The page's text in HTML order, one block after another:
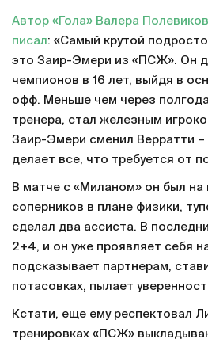
Автор «Гола» Валера
писал: «Самый крутой
это Заир-Эмери из «ПСЖ». Он
чемпионов в 16 лет, выйдя в
офф. Меньше чем через
тренера, стал железным
Заир-Эмери сменил Верратти –
делает все, что требуется от
В матче с «Миланом» он был на
соперников в плане физики,
сделал два ассиста. В
2+4, и он уже проявляет себя
подсказывает партнерам,
потасовках, пылает
Кстати, еще ему респектовал
тренировках «ПСЖ»